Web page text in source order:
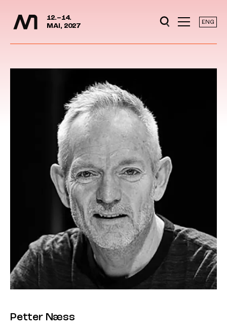
Hopp til hovedinnhold
12.–14.
MAI, 2027
ENG
Petter Næss